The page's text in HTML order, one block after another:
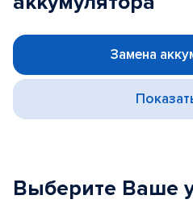
Замена
Выберите Ваше